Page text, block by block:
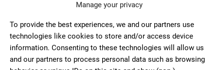
Manage your privacy
To provide the best experiences, we and our partners use
technologies like cookies to store and/or access device
information. Consenting to these technologies will allow us
and our partners to process personal data such as browsing
y el diseño. A continuación, un breve vistazo a algunas de
ellas:
-Pelikan: Conocida por su innovador sistema de émbolo y
sus diseños atemporales.
-Montblanc: Sinónimo de lujo, sus plumas son consideradas